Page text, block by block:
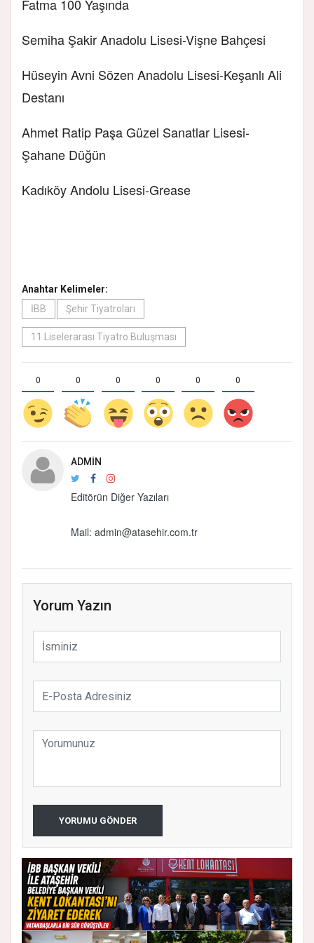
Fatma 100 Yaşında
Semiha Şakir Anadolu Lisesi-Vişne Bahçesi
Hüseyin Avni Sözen Anadolu Lisesi-Keşanlı Ali
Destanı
Ahmet Ratip Paşa Güzel Sanatlar Lisesi-
Şahane Düğün
Kadıköy Andolu Lisesi-Grease
Anahtar Kelimeler:
İBB
Şehir Tiyatroları
11.Liselerarası Tiyatro Buluşması
0 0 0 0 0 0
ADMIN
Editörün Diğer Yazıları
Mail: admin@atasehir.com.tr
Yorum Yazın
YORUMU GÖNDER